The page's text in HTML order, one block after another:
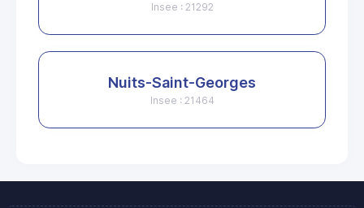
Insee : 21292
Nuits-Saint-Georges
Insee : 21464